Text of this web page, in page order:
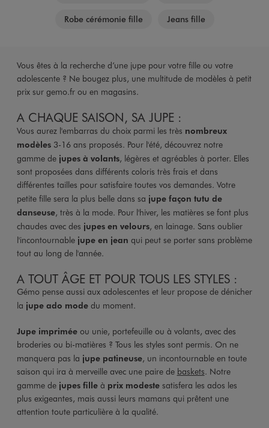
Robe cérémonie fille Jeans fille
Vous êtes à la recherche d’une jupe pour votre fille ou votre
adolescente ? Ne bougez plus, une multitude de modèles à petit
prix sur gemo.fr ou en magasins.
A CHAQUE SAISON, SA JUPE :
Vous aurez l'embarras du choix parmi les très nombreux
modèles3-16 ans proposés. Pour l'été, découvrez notre
gamme dejupes à volants, légères et agréables à porter. Elles
sont proposées dans différents coloris très frais et dans
différentes tailles pour satisfaire toutes vos demandes. Votre
petite fille sera la plus belle dans sa jupe façon tutu de
danseuse, très à la mode. Pour l'hiver, les matières se font plus
chaudes avec des jupes en velours, en lainage. Sans oublier
l'incontournable jupe en jean qui peut se porter sans problème
tout au long de l'année.
A TOUT ÂGE ET POUR TOUS LES STYLES :
Gémo pense aussi aux adolescentes et leur propose de dénicher
la jupe ado modedu moment.
Jupe impriméeou unie, portefeuille ou à volants, avec des
broderies ou bi-matières ? Tous les styles sont permis. On ne
manquera pas la jupe patineuse, un incontournable en toute
saison qui ira à merveille avec une paire de baskets. Notre
gamme de jupes filleà prix modestesatisfera les ados les
plus exigeantes, mais aussi leurs mamans qui prêtent une
attention toute particulière à la qualité.